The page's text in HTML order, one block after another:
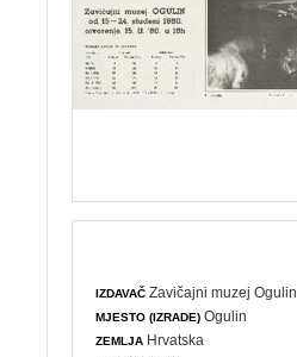
IZDAVAČ Zavičajni muzej Ogulin
MJESTO (IZRADE) Ogulin
ZEMLJA Hrvatska